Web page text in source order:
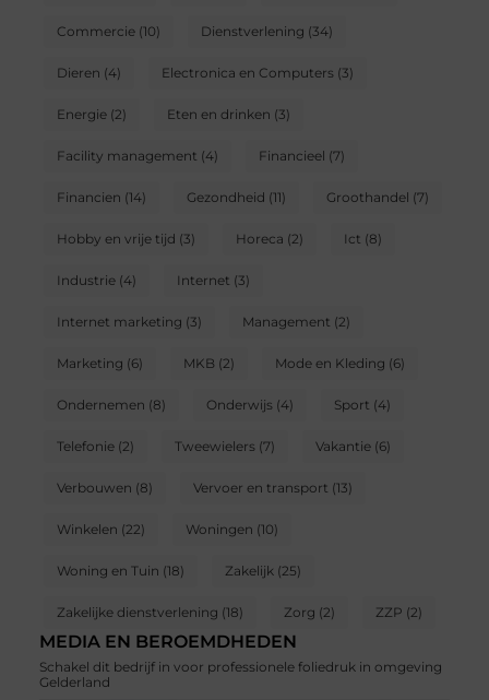
Commercie(10) Dienstverlening (34)
Dieren (4) Electronica en Computers(3)
Energie(2) Eten en drinken (3)
Facility management (4) Financieel (7)
Financien (14) Gezondheid (11) Groothandel (7)
Hobby en vrije tijd (3) Horeca (2) Ict (8)
Industrie(4) Internet (3)
Internet marketing (3) Management (2)
Marketing (6) MKB (2) Mode en Kleding (6)
Ondernemen (8) Onderwijs(4) Sport (4)
Telefonie(2) Tweewielers(7) Vakantie(6)
Verbouwen (8) Vervoer en transport (13)
Winkelen (22) Woningen (10)
Woning en Tuin (18) Zakelijk(25)
Zakelijke dienstverlening (18) Zorg (2) ZZP (2)
MEDIA EN BEROEMDHEDEN
Schakel dit bedrijf in voor professionele foliedruk in omgeving
Gelderland